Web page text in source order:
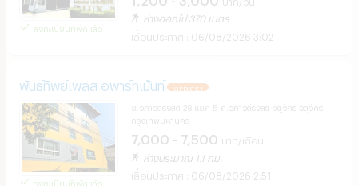
ลงทะเบียนที่พักแล้ว
ห่างออกไป 370 เมตร
06/08/2026 3:02
พันธ์ทิพย์เพลส อพาร์ทเม้นท์ UPDATE !
ลงทะเบียนที่พักแล้ว
ซ.วิภาวดีรังสิต 28 แยก 5 ถ.วิภาวดีรังสิต จตุจักร จตุจักร
กรุงเทพมหานคร
7,000 - 7,500 บาท/เดือน
ห่างประมาณ 1.1 กม.
06/08/2026 2:51